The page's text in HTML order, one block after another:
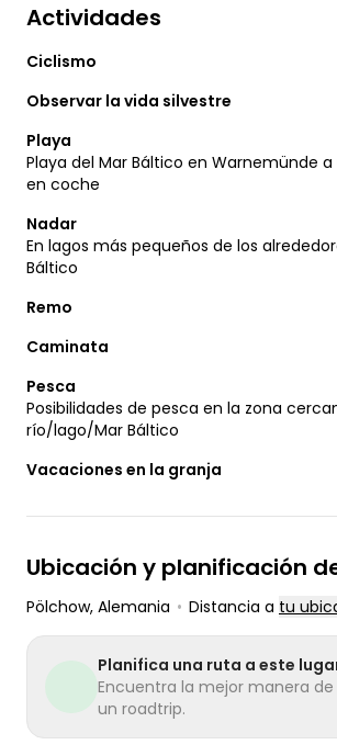
Actividades
Ciclismo
Observar la vida silvestre
Playa
Playa del Mar Báltico en Warnemünde
en coche
Nadar
En lagos más pequeños de los
Báltico
Remo
Caminata
Pesca
Posibilidades de pesca en la zona
río/lago/Mar Báltico
Vacaciones en la granja
Ubicación y planificación
Pölchow, Alemania • Distancia a tu
Planifica una ruta a este
Encuentra la mejor manera
un roadtrip.